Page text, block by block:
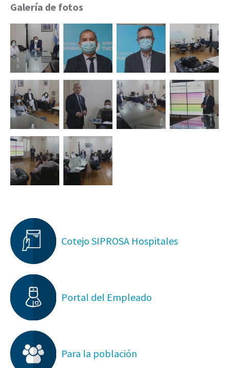
Galería de fotos
Cotejo SIPROSA Hospitales
Portal del Empleado
Para la población